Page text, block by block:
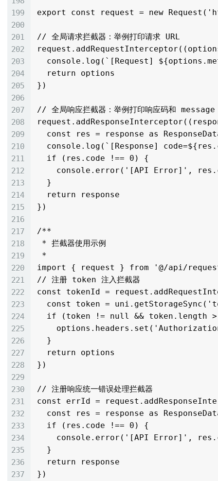
export const request = new
// 全局请求拦截器：举例打印请求 URL
})
// 全局响应拦截器：举例打印响应码和 message
})
/**
import { request } from '@/api/
// 注册 token 注入拦截器
const tokenId =
})
// 注册响应统一错误处理拦截器
const errId =
})